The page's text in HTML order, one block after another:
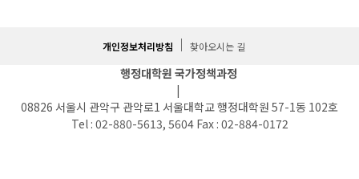
개인정보처리방침 찾아오시는 길
행정대학원 국가정책과정
|
08826 서울시 관악구 관악로1 서울대학교 행정대학원 57-1동 102호
Tel : 02-880-5613, 5604 Fax : 02-884-0172